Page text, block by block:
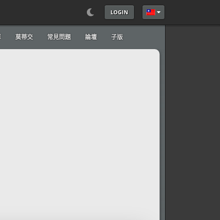
LOGIN 選擇你的語言
莫蒂交 常見問題 論壇 子版